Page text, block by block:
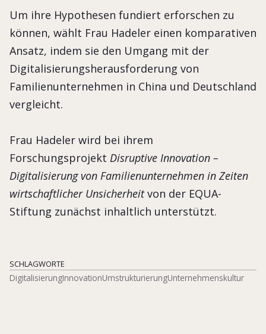
Um ihre Hypothesen fundiert erforschen zu
können, wählt Frau Hadeler einen komparativen
Ansatz, indem sie den Umgang mit der
Digitalisierungsherausforderung von
Familienunternehmen in China und Deutschland
vergleicht.
Frau Hadeler wird bei ihrem
Forschungsprojekt Disruptive Innovation –
Digitalisierung von Familienunternehmen in Zeiten
wirtschaftlicher Unsicherheitvon der EQUA-
Stiftung zunächst inhaltlich unterstützt.
SCHLAGWORTE
DigitalisierungInnovationUmstrukturierungUnternehmenskultur